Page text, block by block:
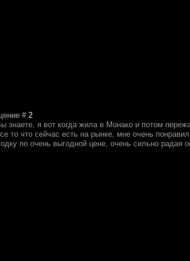
# 2
знаете, я вот когда жила в Монако и потом
то что сейчас есть на рынке, мне очень
по очень выгодной цене, очень сильно радая